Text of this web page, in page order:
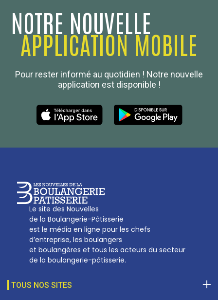
NOTRE NOUVELLE
APPLICATION MOBILE
Pour rester informé au quotidien ! Notre nouvelle
application est disponible !
Le site des Nouvelles
de la Boulangerie-Pâtisserie
est le média en ligne pour les chefs
d’entreprise, les boulangers
et boulangères et tous les acteurs du secteur
de la boulangerie-pâtisserie.
TOUS NOS SITES
Boulanger de France
Les Nouvelles de la Boulangerie-Pâtisserie Française
27, av d’Eylau - 75782 Paris Cédex 16
01 53 70 16 25